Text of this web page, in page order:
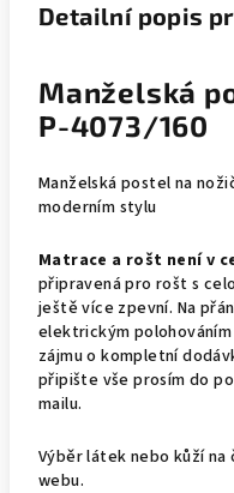
Detailní popis
Manželská
P-4073/160
Manželská postel na
moderním stylu
Matrace a rošt není v
připravená pro rošt s
ještě více zpevní. Na
elektrickým
zájmu o kompletní
připište vše prosím do
mailu.
Výběr látek nebo kůží na
webu.